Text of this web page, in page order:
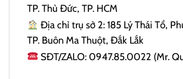
TP. Thủ Đức, TP. HCM
Địa chỉ trụ sở 2: 185 Lý Thái Tổ,
TP. Buôn Ma Thuột, Đắk Lắk
SĐT/ZALO: 0947.85.0022 (Mr.